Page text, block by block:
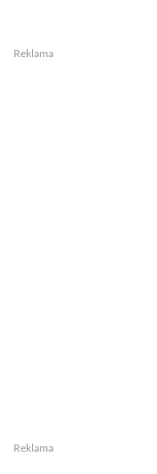
Reklama
Reklama